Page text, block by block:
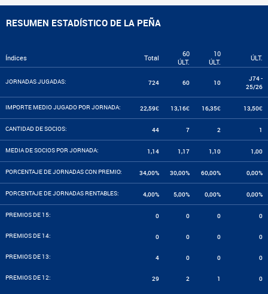
RESUMEN ESTADÍSTICO DE LA PEÑA
Índices Total
60
ÚLT.
10
ÚLT.
ÚLT.
JORNADAS JUGADAS: 724 60 10
J74 -
25/26
IMPORTE MEDIO JUGADO POR JORNADA: 22,59€ 13,16€ 16,35€ 13,50€
CANTIDAD DE SOCIOS: 44 7 2 1
MEDIA DE SOCIOS POR JORNADA: 1,14 1,17 1,10 1,00
PORCENTAJE DE JORNADAS CON PREMIO: 34,00% 30,00% 60,00% 0,00%
PORCENTAJE DE JORNADAS RENTABLES: 4,00% 5,00% 0,00% 0,00%
PREMIOS DE 15: 0 0 0 0
PREMIOS DE 14: 0 0 0 0
PREMIOS DE 13: 4 0 0 0
PREMIOS DE 12: 29 2 1 0